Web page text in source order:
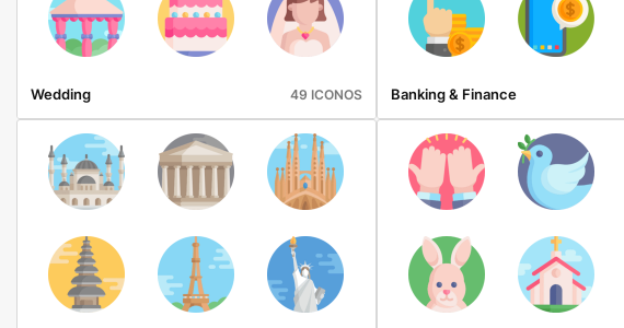
Wedding 49 ICONOS Banking & Finance